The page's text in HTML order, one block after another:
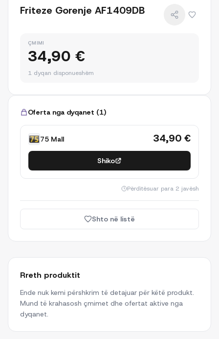
Friteze Gorenje AF1409DB
ÇMIMI
34,90 €
1 dyqan disponueshëm
Oferta nga dyqanet (1)
75 Mall 34,90 €
Shiko
Përditësuar para 2 javësh
Shto në listë
Rreth produktit
Ende nuk kemi përshkrim të detajuar për këtë produkt.
Mund të krahasosh çmimet dhe ofertat aktive nga
dyqanet.